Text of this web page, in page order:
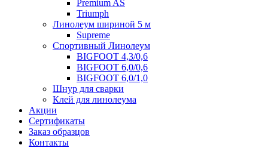
Premium AS
Triumph
Линолеум шириной 5 м
Supreme
Спортивный Линолеум
BIGFOOT 4,3/0,6
BIGFOOT 6,0/0,6
BIGFOOT 6,0/1,0
Шнур для сварки
Клей для линолеума
Акции
Сертификаты
Заказ образцов
Контакты